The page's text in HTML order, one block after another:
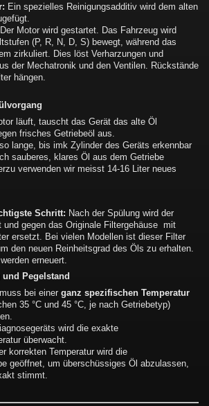
Ein spezielles Reinigungsadditiv wird dem alten
Der Motor wird gestartet. Das Fahrzeug wird
(P, R, N, D, S) bewegt, während das
zirkuliert. Dies löst Verharzungen und
der Mechatronik und den Ventilen. Rückstände
hängen.
läuft, tauscht das Gerät das alte Öl
frisches Getriebeöl aus.
lange, bis imk Zylinder des Geräts erkennbar
sauberes, klares Öl aus dem Getriebe
verwenden wir meisst 14-16 Liter neues
Schritt: Nach der Spülung wird der
und gegen das Originale Filtergehäuse mit
ersetzt. Bei vielen Modellen ist dieser Filter
den neuen Reinheitsgrad des Öls zu erhalten.
erneuert.
Pegelstand
bei einer ganz spezifischen Temperatur
35 °C und 45 °C, je nach Getriebetyp)
wird die exakte
überwacht.
korrekten Temperatur wird die
geöffnet, um überschüssiges Öl abzulassen,
stimmt.